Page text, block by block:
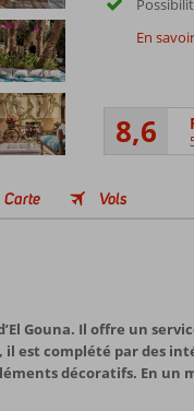
En
8,6
Carte Vols
Gouna. Il offre un
complété par des
décoratifs. En un